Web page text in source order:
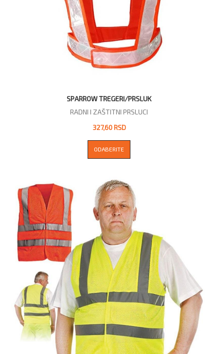
SPARROW TREGERI/PRSLUK
RADNI I ZAŠTITNI PRSLUCI
327,60 RSD
ODABERITE